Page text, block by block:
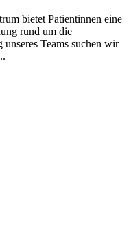
bietet Patientinnen eine
rund um die
Teams suchen wir